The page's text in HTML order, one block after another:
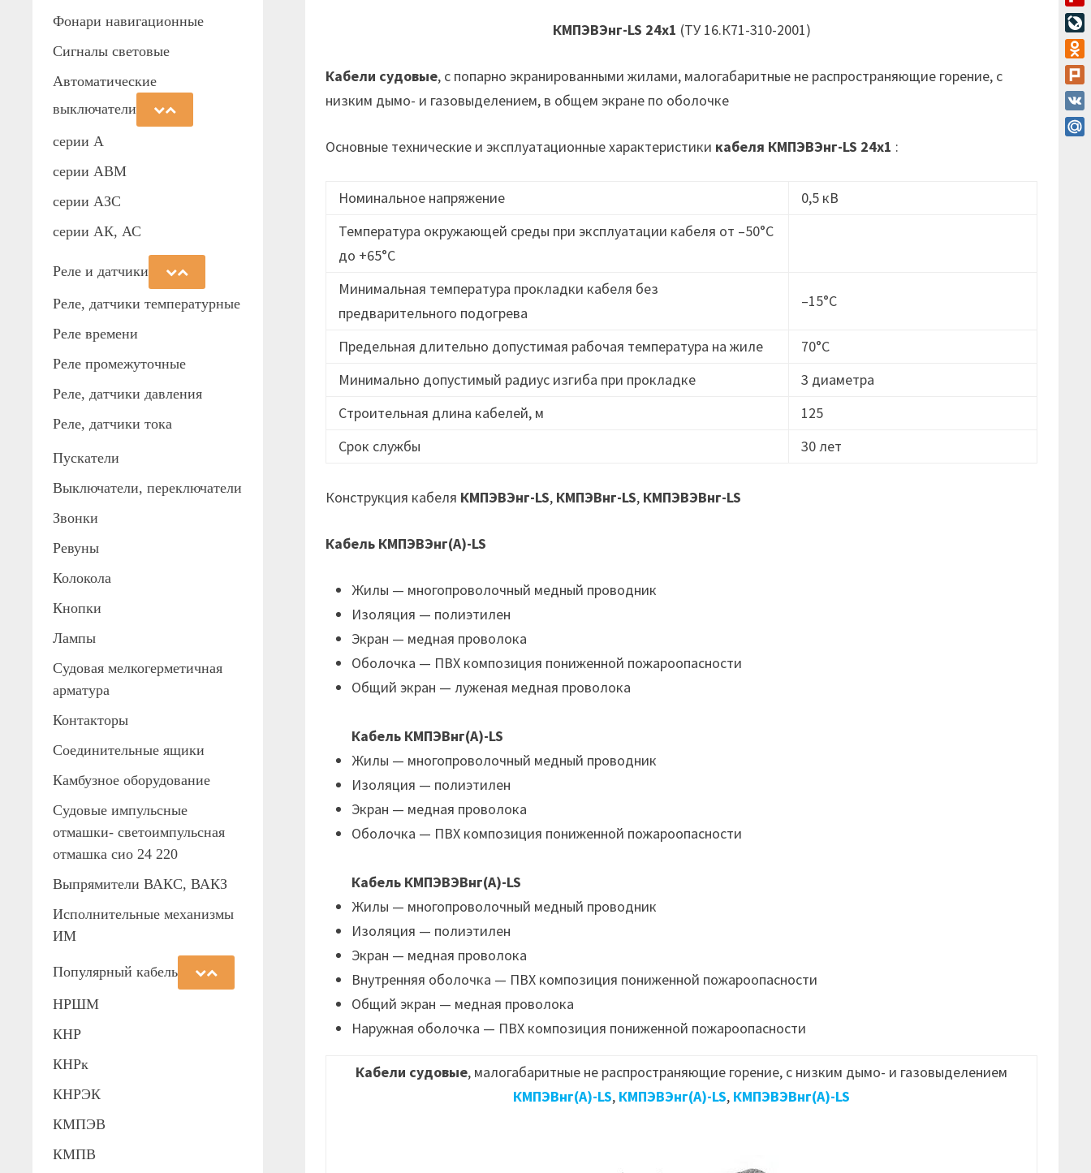
КМПЭВЭнг-LS 24х1 (ТУ 16.К71-310-2001)
Кабели судовые, с попарно экранированными жилами, малогабаритные не распространяющие горение, с
низким дымо- и газовыделением, в общем экране по оболочке
Основные технические и эксплуатационные характеристики кабеля КМПЭВЭнг-LS 24х1 :
Номинальное напряжение
0,5 кВ
Температура окружающей среды при эксплуатации кабеля от –50°C
до +65°C
Минимальная температура прокладки кабеля без
предварительного подогрева
–15°C
Предельная длительно допустимая рабочая температура на жиле
70°C
Минимально допустимый радиус изгиба при прокладке
3 диаметра
Строительная длина кабелей, м
125
Срок службы
30 лет
Конструкция кабеля КМПЭВЭнг-LS, КМПЭВнг-LS, КМПЭВЭВнг-LS
Кабель КМПЭВЭнг(А)-LS
Жилы — многопроволочный медный проводник
Изоляция — полиэтилен
Экран — медная проволока
Оболочка — ПВХ композиция пониженной пожароопасности
Общий экран — луженая медная проволока
Кабель КМПЭВнг(А)-LS
Жилы — многопроволочный медный проводник
Изоляция — полиэтилен
Экран — медная проволока
Оболочка — ПВХ композиция пониженной пожароопасности
Кабель КМПЭВЭВнг(А)-LS
Жилы — многопроволочный медный проводник
Изоляция — полиэтилен
Экран — медная проволока
Внутренняя оболочка — ПВХ композиция пониженной пожароопасности
Общий экран — медная проволока
Наружная оболочка — ПВХ композиция пониженной пожароопасности
Кабели судовые, малогабаритные не распространяющие горение, с низким дымо- и газовыделением
КМПЭВнг(А)-LS, КМПЭВЭнг(А)-LS, КМПЭВЭВнг(А)-LS
Фонари навигационные
Сигналы световые
Автоматические
выключатели
серии А
серии АВМ
cерии АЗС
серии АК, АС
Реле и датчики
Реле, датчики температурные
Реле времени
Реле промежуточные
Реле, датчики давления
Реле, датчики тока
Пускатели
Выключатели, переключатели
Звонки
Ревуны
Колокола
Кнопки
Лампы
Судовая мелкогерметичная
арматура
Контакторы
Соединительные ящики
Камбузное оборудование
Судовые импульсные
отмашки- светоимпульсная
отмашка сио 24 220
Выпрямители ВАКС, ВАКЗ
Исполнительные механизмы
ИМ
Популярный кабель
НРШМ
КНР
КНРк
КНРЭК
КМПЭВ
КМПВ
VK